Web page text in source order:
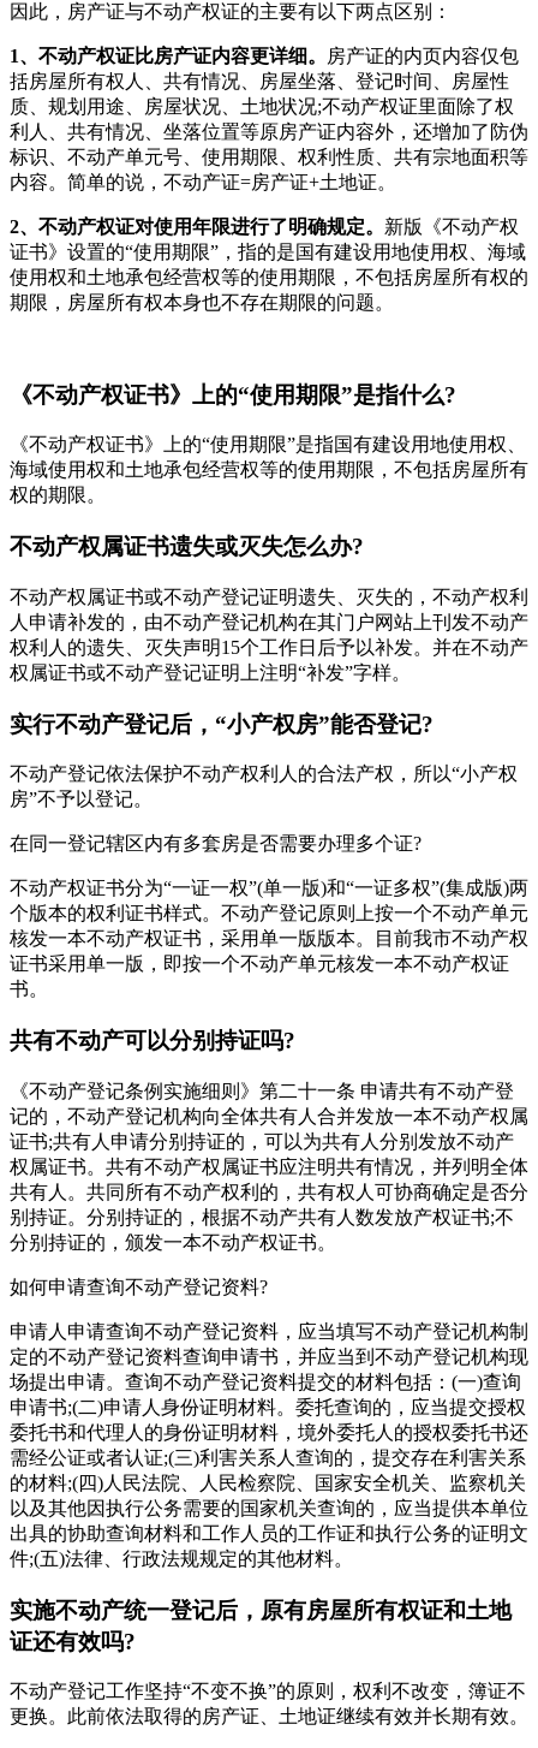
因此，房产证与不动产权证的主要有以下两点区别：
1、不动产权证比房产证内容更详细。
房产证的内页内容仅包
括房屋所有权人、共有情况、房屋坐落、登记时间、房屋性
质、规划用途、房屋状况、土地状况;不动产权证里面除了权
利人、共有情况、坐落位置等原房产证内容外，还增加了防伪
标识、不动产单元号、使用期限、权利性质、共有宗地面积等
内容。简单的说，不动产证=房产证+土地证。
2、不动产权证对使用年限进行了明确规定。 新版《不动产权
证书》设置的“使用期限”，指的是国有建设用地使用权、海域
使用权和土地承包经营权等的使用期限，不包括房屋所有权的
期限，房屋所有权本身也不存在期限的问题。
《不动产权证书》上的“使用期限”是指什么?
《不动产权证书》上的“使用期限”是指国有建设用地使用权、
海域使用权和土地承包经营权等的使用期限，不包括房屋所有
权的期限。
不动产权属证书遗失或灭失怎么办?
不动产权属证书或不动产登记证明遗失、灭失的，不动产权利
人申请补发的，由不动产登记机构在其门户网站上刊发不动产
权利人的遗失、灭失声明15个工作日后予以补发。并在不动产
权属证书或不动产登记证明上注明“补发”字样。
实行不动产登记后，“小产权房”能否登记?
不动产登记依法保护不动产权利人的合法产权，所以“小产权
房”不予以登记。
在同一登记辖区内有多套房是否需要办理多个证?
不动产权证书分为“一证一权”(单一版)和“一证多权”(集成版)两
个版本的权利证书样式。不动产登记原则上按一个不动产单元
核发一本不动产权证书，采用单一版版本。目前我市不动产权
证书采用单一版，即按一个不动产单元核发一本不动产权证
书。
共有不动产可以分别持证吗?
《不动产登记条例实施细则》第二十一条 申请共有不动产登
记的，不动产登记机构向全体共有人合并发放一本不动产权属
证书;共有人申请分别持证的，可以为共有人分别发放不动产
权属证书。共有不动产权属证书应注明共有情况，并列明全体
共有人。共同所有不动产权利的，共有权人可协商确定是否分
别持证。分别持证的，根据不动产共有人数发放产权证书;不
分别持证的，颁发一本不动产权证书。
如何申请查询不动产登记资料?
申请人申请查询不动产登记资料，应当填写不动产登记机构制
定的不动产登记资料查询申请书，并应当到不动产登记机构现
场提出申请。查询不动产登记资料提交的材料包括：(一)查询
申请书;(二)申请人身份证明材料。委托查询的，应当提交授权
委托书和代理人的身份证明材料，境外委托人的授权委托书还
需经公证或者认证;(三)利害关系人查询的，提交存在利害关系
的材料;(四)人民法院、人民检察院、国家安全机关、监察机关
以及其他因执行公务需要的国家机关查询的，应当提供本单位
出具的协助查询材料和工作人员的工作证和执行公务的证明文
件;(五)法律、行政法规规定的其他材料。
实施不动产统一登记后，原有房屋所有权证和土地
证还有效吗?
不动产登记工作坚持“不变不换”的原则，权利不改变，簿证不
更换。此前依法取得的房产证、土地证继续有效并长期有效。